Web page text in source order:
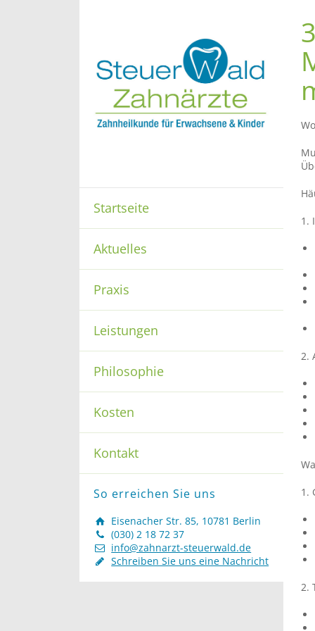
Startseite
Aktuelles
Praxis
Leistungen
Philosophie
Kosten
Kontakt
So erreichen Sie uns
Eisenacher Str. 85, 10781 Berlin
(030) 2 18 72 37
info@zahnarzt-steuerwald.de
Schreiben Sie uns eine Nachricht
1.
2.
1.
2.